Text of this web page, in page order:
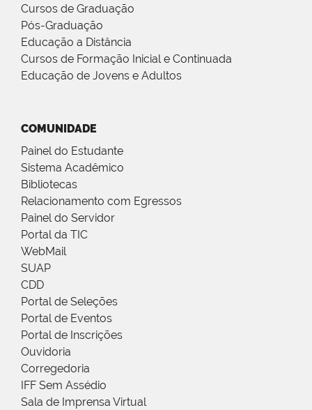
Cursos de Graduação
Pós-Graduação
Educação a Distância
Cursos de Formação Inicial e Continuada
Educação de Jovens e Adultos
COMUNIDADE
Painel do Estudante
Sistema Acadêmico
Bibliotecas
Relacionamento com Egressos
Painel do Servidor
Portal da TIC
WebMail
SUAP
CDD
Portal de Seleções
Portal de Eventos
Portal de Inscrições
Ouvidoria
Corregedoria
IFF Sem Assédio
Sala de Imprensa Virtual